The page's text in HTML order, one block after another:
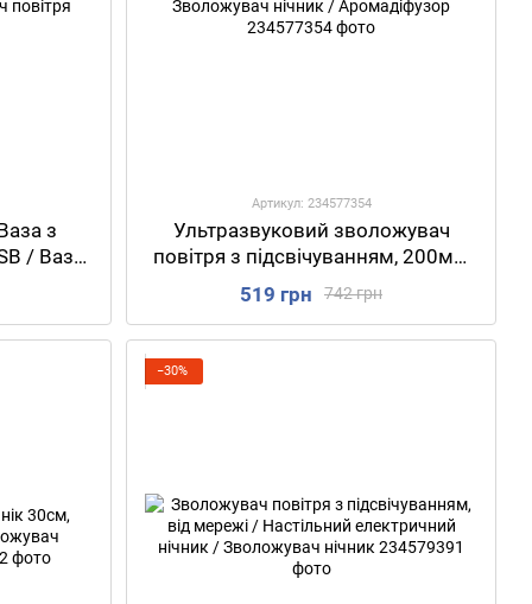
з
/ Ваза
Артикул: 234577354
Ультразвуковий зволожувач
повітря з підсвічуванням, 200мл,
від USB / Зволожувач нічник /
Аромадіфузор
742 грн
519 грн
−30%